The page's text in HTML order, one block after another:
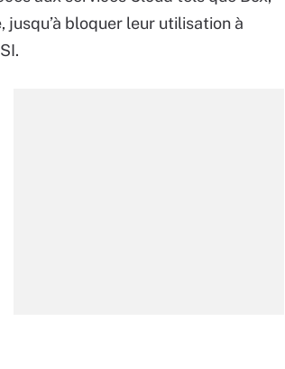
bloquer leur utilisation à